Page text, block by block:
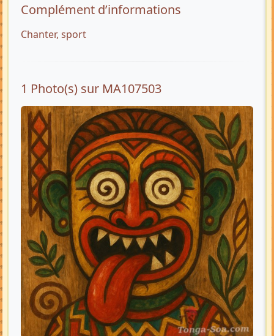
Complément d’informations
Chanter, sport
1 Photo(s) sur MA107503